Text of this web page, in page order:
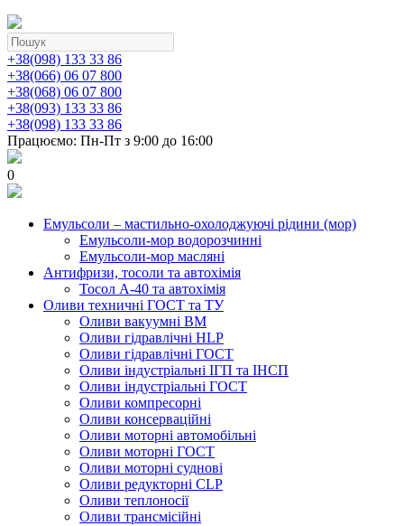
+38(098) 133 33 86
+38(066) 06 07 800
+38(068) 06 07 800
+38(093) 133 33 86
+38(098) 133 33 86
Працюємо: Пн-Пт з 9:00 до 16:00
0
Емульсоли – мастильно-охолоджуючі рідини (мор)
Емульсоли-мор водорозчинні
Емульсоли-мор масляні
Антифризи, тосоли та автохімія
Тосол А-40 та автохімія
Оливи техничні ГОСТ та ТУ
Оливи вакуумні ВМ
Оливи гідравлічні HLP
Оливи гідравлічні ГОСТ
Оливи індустріальні ІГП та ІНСП
Оливи індустріальні ГОСТ
Оливи компресорні
Оливи консерваційні
Оливи моторні автомобільні
Оливи моторні ГОСТ
Оливи моторні суднові
Оливи редукторні CLP
Оливи теплоносії
Оливи трансмісійні